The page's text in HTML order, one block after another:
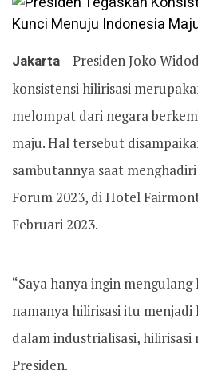
Jakarta– Presiden Joko
konsistensi hilirisasi
melompat dari negara
maju. Hal tersebut
sambutannya saat
Forum 2023, di Hotel
Februari 2023.
“Saya hanya ingin mengulang
namanya hilirisasi itu
dalam industrialisasi, hilirisasi
Presiden.